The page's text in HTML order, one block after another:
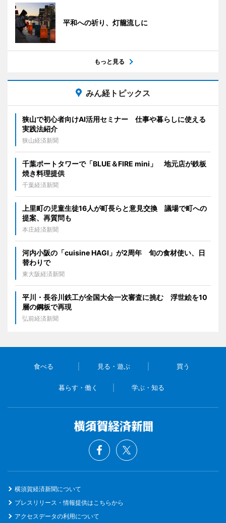
平和への祈り、灯籠流しに
もっと見る
みん経トピックス
狭山で初心者向けAI活用セミナー 仕事や暮らしに使える
実践法紹介
狭山経済新聞
千葉ポートタワーで「BLUE＆FIRE mini」 地元店が鉄板
焼き料理提供
千葉経済新聞
上里町の児童生徒16人が町長らと意見交換 議場で町への
提案、再質問も
本庄経済新聞
河内小阪の「cuisine HAGI」が2周年 旬の食材使い、日
替わりで
東大阪経済新聞
平川・長谷川鉄工が全国大会一次審査に挑む 浮世絵を10
層の鋼板で再現
弘前経済新聞
食べる 見る・遊ぶ 買う
暮らす・働く 学ぶ・知る
横須賀経済新聞について
プレスリリース・情報提供はこちらから
アクセスデータの利用について